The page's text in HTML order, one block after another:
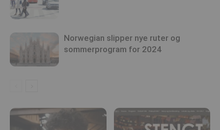
Norwegian slipper nye ruter og
sommerprogram for 2024